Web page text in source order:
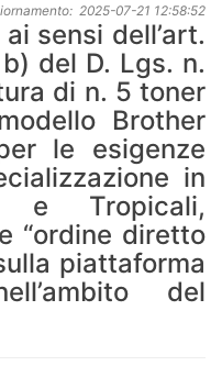
2025-07-21 12:58:52
sensi dell’art.
del D. Lgs. n.
di n. 5 toner
Brother
le esigenze
in
e Tropicali,
“ordine diretto
piattaforma
del